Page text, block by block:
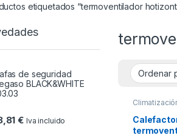
etiquetados “termoventilador
de seguridad
BLACK&WHITE
€ Iva incluido